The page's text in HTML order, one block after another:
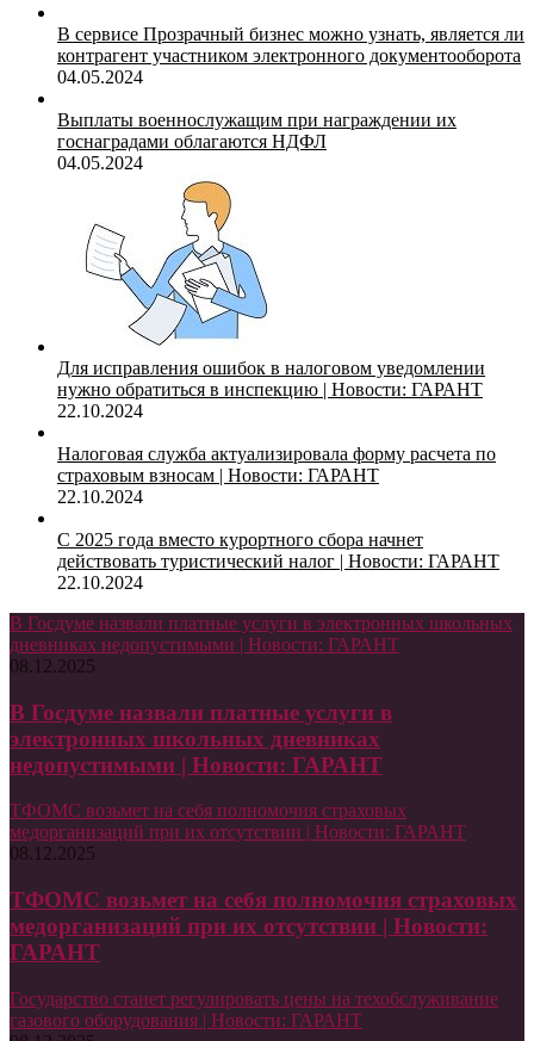
В сервисе Прозрачный бизнес можно узнать, является ли
контрагент участником электронного документооборота
04.05.2024
Выплаты военнослужащим при награждении их
госнаградами облагаются НДФЛ
04.05.2024
Для исправления ошибок в налоговом уведомлении
нужно обратиться в инспекцию | Новости: ГАРАНТ
22.10.2024
Налоговая служба актуализировала форму расчета по
страховым взносам | Новости: ГАРАНТ
22.10.2024
С 2025 года вместо курортного сбора начнет
действовать туристический налог | Новости: ГАРАНТ
22.10.2024
В Госдуме назвали платные услуги в электронных школьных
дневниках недопустимыми | Новости: ГАРАНТ
08.12.2025
В Госдуме назвали платные услуги в
электронных школьных дневниках
недопустимыми | Новости: ГАРАНТ
ТФОМС возьмет на себя полномочия страховых
медорганизаций при их отсутствии | Новости: ГАРАНТ
08.12.2025
ТФОМС возьмет на себя полномочия страховых
медорганизаций при их отсутствии | Новости:
ГАРАНТ
Государство станет регулировать цены на техобслуживание
газового оборудования | Новости: ГАРАНТ